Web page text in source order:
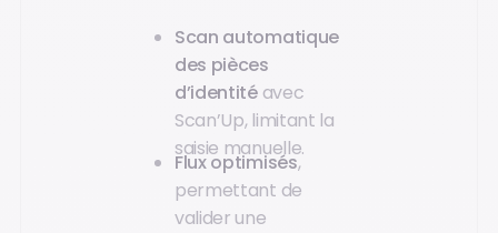
Scan automatique
des pièces
d’identitéavec
Scan’Up, limitant la
saisie manuelle.
Flux optimisés,
permettant de
valider une